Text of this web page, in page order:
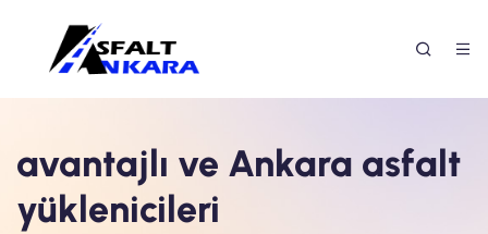
avantajlı ve Ankara asfalt
yüklenicileri